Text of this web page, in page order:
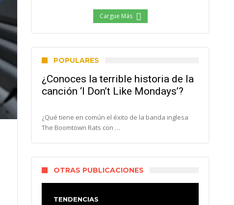
Cargue Más
POPULARES
¿Conoces la terrible historia de la
canción ‘I Don’t Like Mondays’?
¿Qué tiene en común el éxito de la banda inglesa
The Boomtown Rats con …
OTRAS PUBLICACIONES
TENDENCIAS